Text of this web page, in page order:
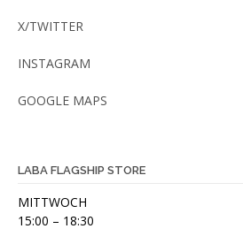
X/TWITTER
INSTAGRAM
GOOGLE MAPS
LABA FLAGSHIP STORE
MITTWOCH
15:00 – 18:30